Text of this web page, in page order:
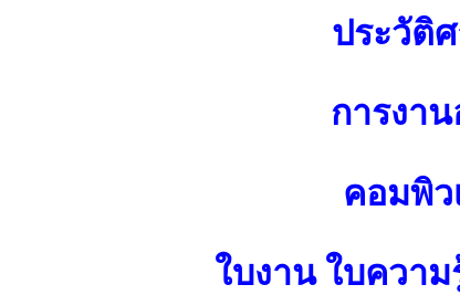
ประวัติ
การงา
คอมพิว
ใบงาน ใบควา